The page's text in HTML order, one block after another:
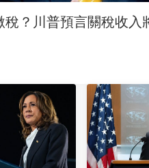
稅？川普預言關稅收入